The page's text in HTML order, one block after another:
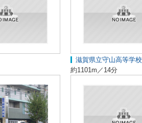
滋賀県立守山高等学校
約1101m／14分